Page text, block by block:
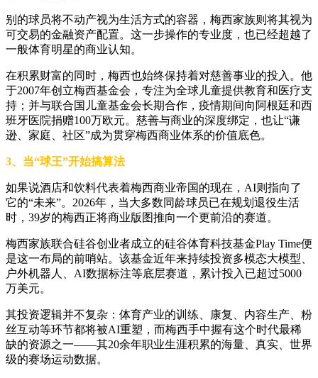
别的球员将不动产视为生活方式的容器，梅西家族则将其视为
可交易的金融资产配置。这一步操作的专业度，也已经超越了
一般体育明星的商业认知。
在积累财富的同时，梅西也始终保持着对慈善事业的投入。他
于2007年创立梅西基金会，专注为全球儿童提供教育和医疗支
持；并与联合国儿童基金会长期合作，疫情期间向阿根廷和西
班牙医院捐赠100万欧元。慈善与商业的深度绑定，也让“谦
逊、家庭、社区”成为贯穿梅西商业体系的价值底色。
3、当“球王”开始搞算法
如果说酒店和饮料代表着梅西商业帝国的现在，AI则指向了
它的“未来”。2026年，当大多数同龄球员已在规划退役生活
时，39岁的梅西正将商业版图推向一个更前沿的赛道。
梅西家族联合硅谷创业者成立的硅谷体育科技基金Play Time便
是这一布局的前哨站。该基金近年来持续投资多模态大模型、
户外机器人、AI数据标注等底层赛道，累计投入已超过5000
万美元。
其投资逻辑并不复杂：体育产业的训练、康复、内容生产、粉
丝互动等环节都将被AI重塑，而梅西手中握有这个时代最稀
缺的资源之一——其20余年职业生涯积累的海量、真实、世界
级的赛场运动数据。